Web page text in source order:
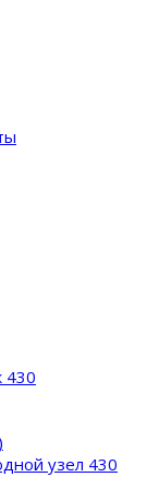
430
узел 430